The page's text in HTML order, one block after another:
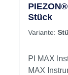
Stück
Variante:
PI MAX
MAX